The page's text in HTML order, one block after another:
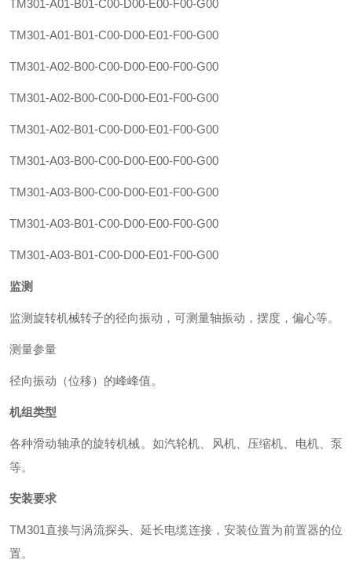
TM301-A01-B01-C00-D00-E00-F00-G00
TM301-A01-B01-C00-D00-E01-F00-G00
TM301-A02-B00-C00-D00-E00-F00-G00
TM301-A02-B00-C00-D00-E01-F00-G00
TM301-A02-B01-C00-D00-E01-F00-G00
TM301-A03-B00-C00-D00-E00-F00-G00
TM301-A03-B00-C00-D00-E01-F00-G00
TM301-A03-B01-C00-D00-E00-F00-G00
TM301-A03-B01-C00-D00-E01-F00-G00
监测
监测旋转机械转子的径向振动，可测量轴振动，摆度，偏心等。
测量参量
径向振动（位移）的峰峰值。
机组类型
各种滑动轴承的旋转机械。如汽轮机、风机、压缩机、电机、泵
等。
安装要求
TM301直接与涡流探头、延长电缆连接，安装位置为前置器的位
置。